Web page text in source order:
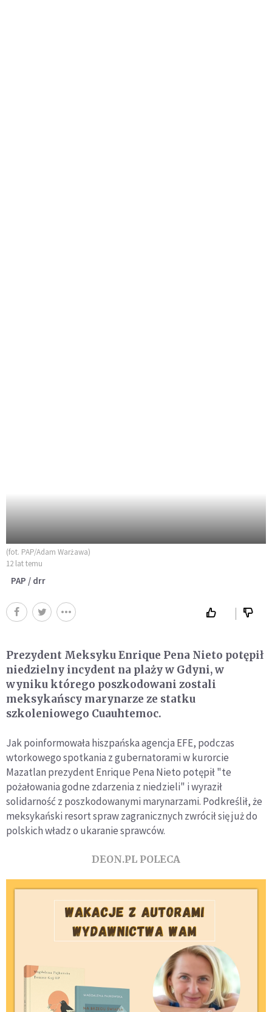
(fot. PAP/Adam Warżawa)
12 lat temu
PAP / drr
Prezydent Meksyku Enrique Pena Nieto potępił
niedzielny incydent na plaży w Gdyni, w
wyniku którego poszkodowani zostali
meksykańscy marynarze ze statku
szkoleniowego Cuauhtemoc.
Jak poinformowała hiszpańska agencja EFE, podczas
wtorkowego spotkania z gubernatorami w kurorcie
Mazatlan prezydent Enrique Pena Nieto potępił "te
pożałowania godne zdarzenia z niedzieli" i wyraził
solidarność z poszkodowanymi marynarzami. Podkreślił, że
meksykański resort spraw zagranicznych zwrócił się już do
polskich władz o ukaranie sprawców.
DEON.PL POLECA